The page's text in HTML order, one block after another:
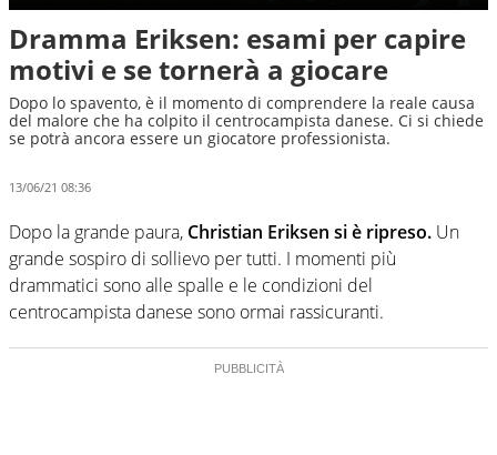
Dramma Eriksen: esami per capire
motivi e se tornerà a giocare
Dopo lo spavento, è il momento di comprendere la reale causa
del malore che ha colpito il centrocampista danese. Ci si chiede
se potrà ancora essere un giocatore professionista.
13/06/21 08:36
Dopo la grande paura, Christian Eriksen si è ripreso. Un
grande sospiro di sollievo per tutti. I momenti più
drammatici sono alle spalle e le condizioni del
centrocampista danese sono ormai rassicuranti.